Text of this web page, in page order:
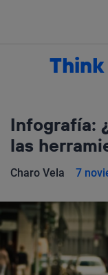
Think
Infografía:
las
Charo Vela 7